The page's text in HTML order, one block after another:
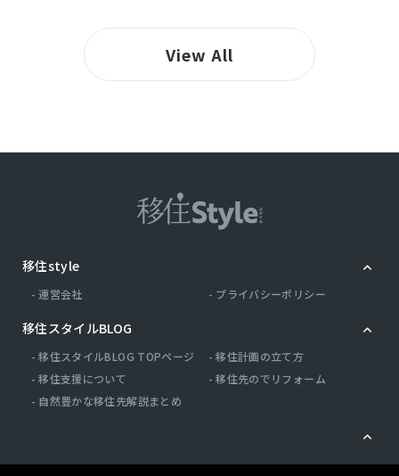
View All
移住style
運営会社 プライバシーポリシー
移住スタイルBLOG
移住スタイルBLOG TOPページ
移住計画の立て方
移住支援について
移住先のでリフォーム
自然豊かな移住先解説まとめ